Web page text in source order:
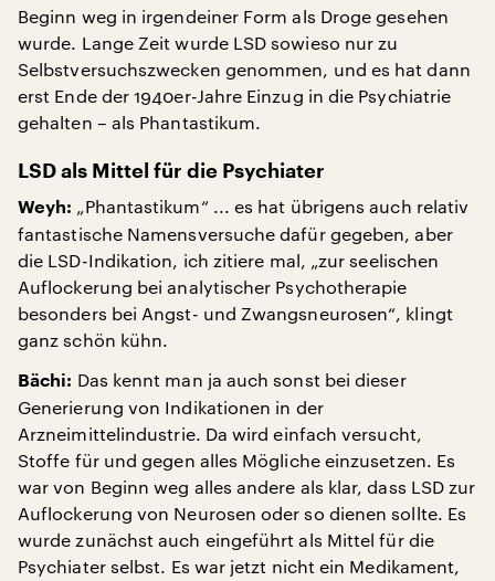
Beginn weg in irgendeiner Form als Droge gesehen
wurde. Lange Zeit wurde LSD sowieso nur zu
Selbstversuchszwecken genommen, und es hat dann
erst Ende der 1940er-Jahre Einzug in die Psychiatrie
gehalten – als Phantastikum.
LSD als Mittel für die Psychiater
Weyh: „Phantastikum“ ... es hat übrigens auch relativ
fantastische Namensversuche dafür gegeben, aber
die LSD-Indikation, ich zitiere mal, „zur seelischen
Auflockerung bei analytischer Psychotherapie
besonders bei Angst- und Zwangsneurosen“, klingt
ganz schön kühn.
Bächi: Das kennt man ja auch sonst bei dieser
Generierung von Indikationen in der
Arzneimittelindustrie. Da wird einfach versucht,
Stoffe für und gegen alles Mögliche einzusetzen. Es
war von Beginn weg alles andere als klar, dass LSD zur
Auflockerung von Neurosen oder so dienen sollte. Es
wurde zunächst auch eingeführt als Mittel für die
Psychiater selbst. Es war jetzt nicht ein Medikament,